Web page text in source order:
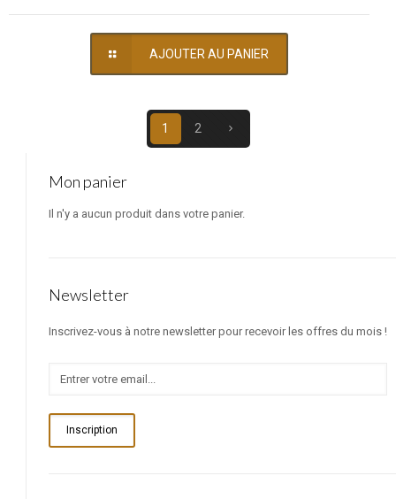
AJOUTER AU PANIER
1 2
Mon panier
Il n'y a aucun produit dans votre panier.
Newsletter
Inscrivez-vous à notre newsletter pour recevoir les offres du mois !
Inscription